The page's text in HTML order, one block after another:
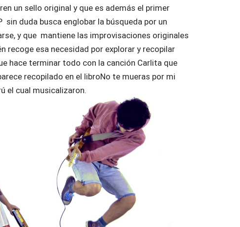
un sello original y que es además el primer
sin duda busca englobar la búsqueda por un
y que mantiene las improvisaciones originales
recoge esa necesidad por explorar y recopilar
hace terminar todo con la canción Carlita que
recopilado en el libroNo te mueras por mi
el cual musicalizaron.